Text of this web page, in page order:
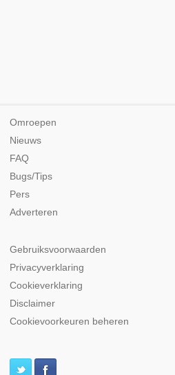
Omroepen
Nieuws
FAQ
Bugs/Tips
Pers
Adverteren
Gebruiksvoorwaarden
Privacyverklaring
Cookieverklaring
Disclaimer
Cookievoorkeuren beheren